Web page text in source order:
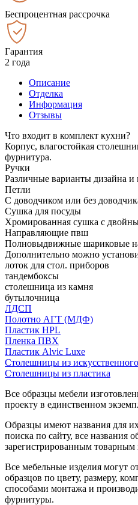
Беспроцентная рассрочка
Гарантия
2 года
Описание
Отделка
Информация
Отзывы
Что входит в комплект кухни?
Корпус, влагостойкая
фурнитура.
Ручки
Различные варианты дизайна и
Петли
С доводчиком или без
Сушка для посуды
Хромированная сушка с
Направляющие пвш
Полновыдвижные шариковые
Дополнительно можно
лоток для стол. приборов
тандембоксы
столешница из камня
бутылочница
ЛДСП
Полотно АГТ (МДФ)
Пластик HPL
Пленка ПВХ
Пластик Alvic Luxe
Столешницы из
Столешницы из пластика
Все образцы мебели
проекту в единственном
Образцы имеют названия для
поиска по сайту, все названия
зарегистрированным товарным
Все мебельные изделия могут
образцов по цвету, размеру,
способами монтажа и
фурнитуры.